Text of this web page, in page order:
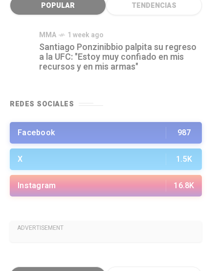
POPULAR TENDENCIAS
MMA 1 week ago
Santiago Ponzinibbio palpita su regreso
a la UFC: "Estoy muy confiado en mis
recursos y en mis armas"
REDES SOCIALES
Facebook 987
X 1.5K
Instagram 16.8K
ADVERTISEMENT